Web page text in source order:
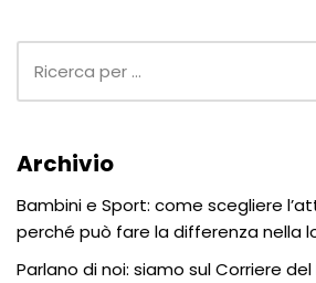
Archivio
Bambini e Sport: come scegliere
perché può fare la differenza nella
Parlano di noi: siamo sul Corriere del